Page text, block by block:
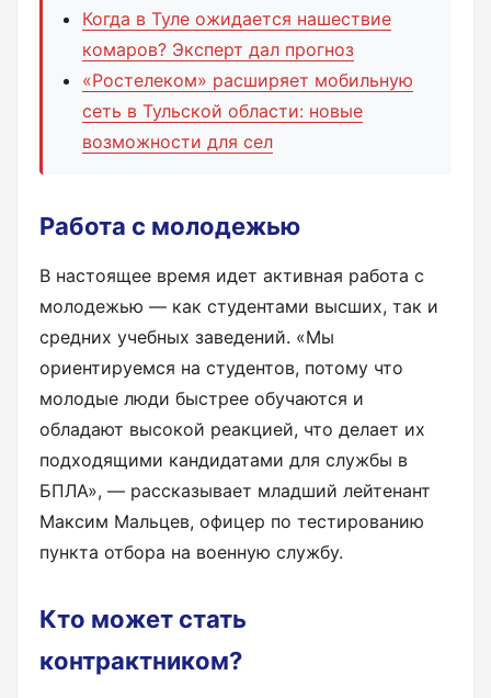
Когда в Туле ожидается нашествие
комаров? Эксперт дал прогноз
«Ростелеком» расширяет мобильную
сеть в Тульской области: новые
возможности для сел
Работа с молодежью
В настоящее время идет активная работа с
молодежью — как студентами высших, так и
средних учебных заведений. «Мы
ориентируемся на студентов, потому что
молодые люди быстрее обучаются и
обладают высокой реакцией, что делает их
подходящими кандидатами для службы в
БПЛА», — рассказывает младший лейтенант
Максим Мальцев, офицер по тестированию
пункта отбора на военную службу.
Кто может стать
контрактником?